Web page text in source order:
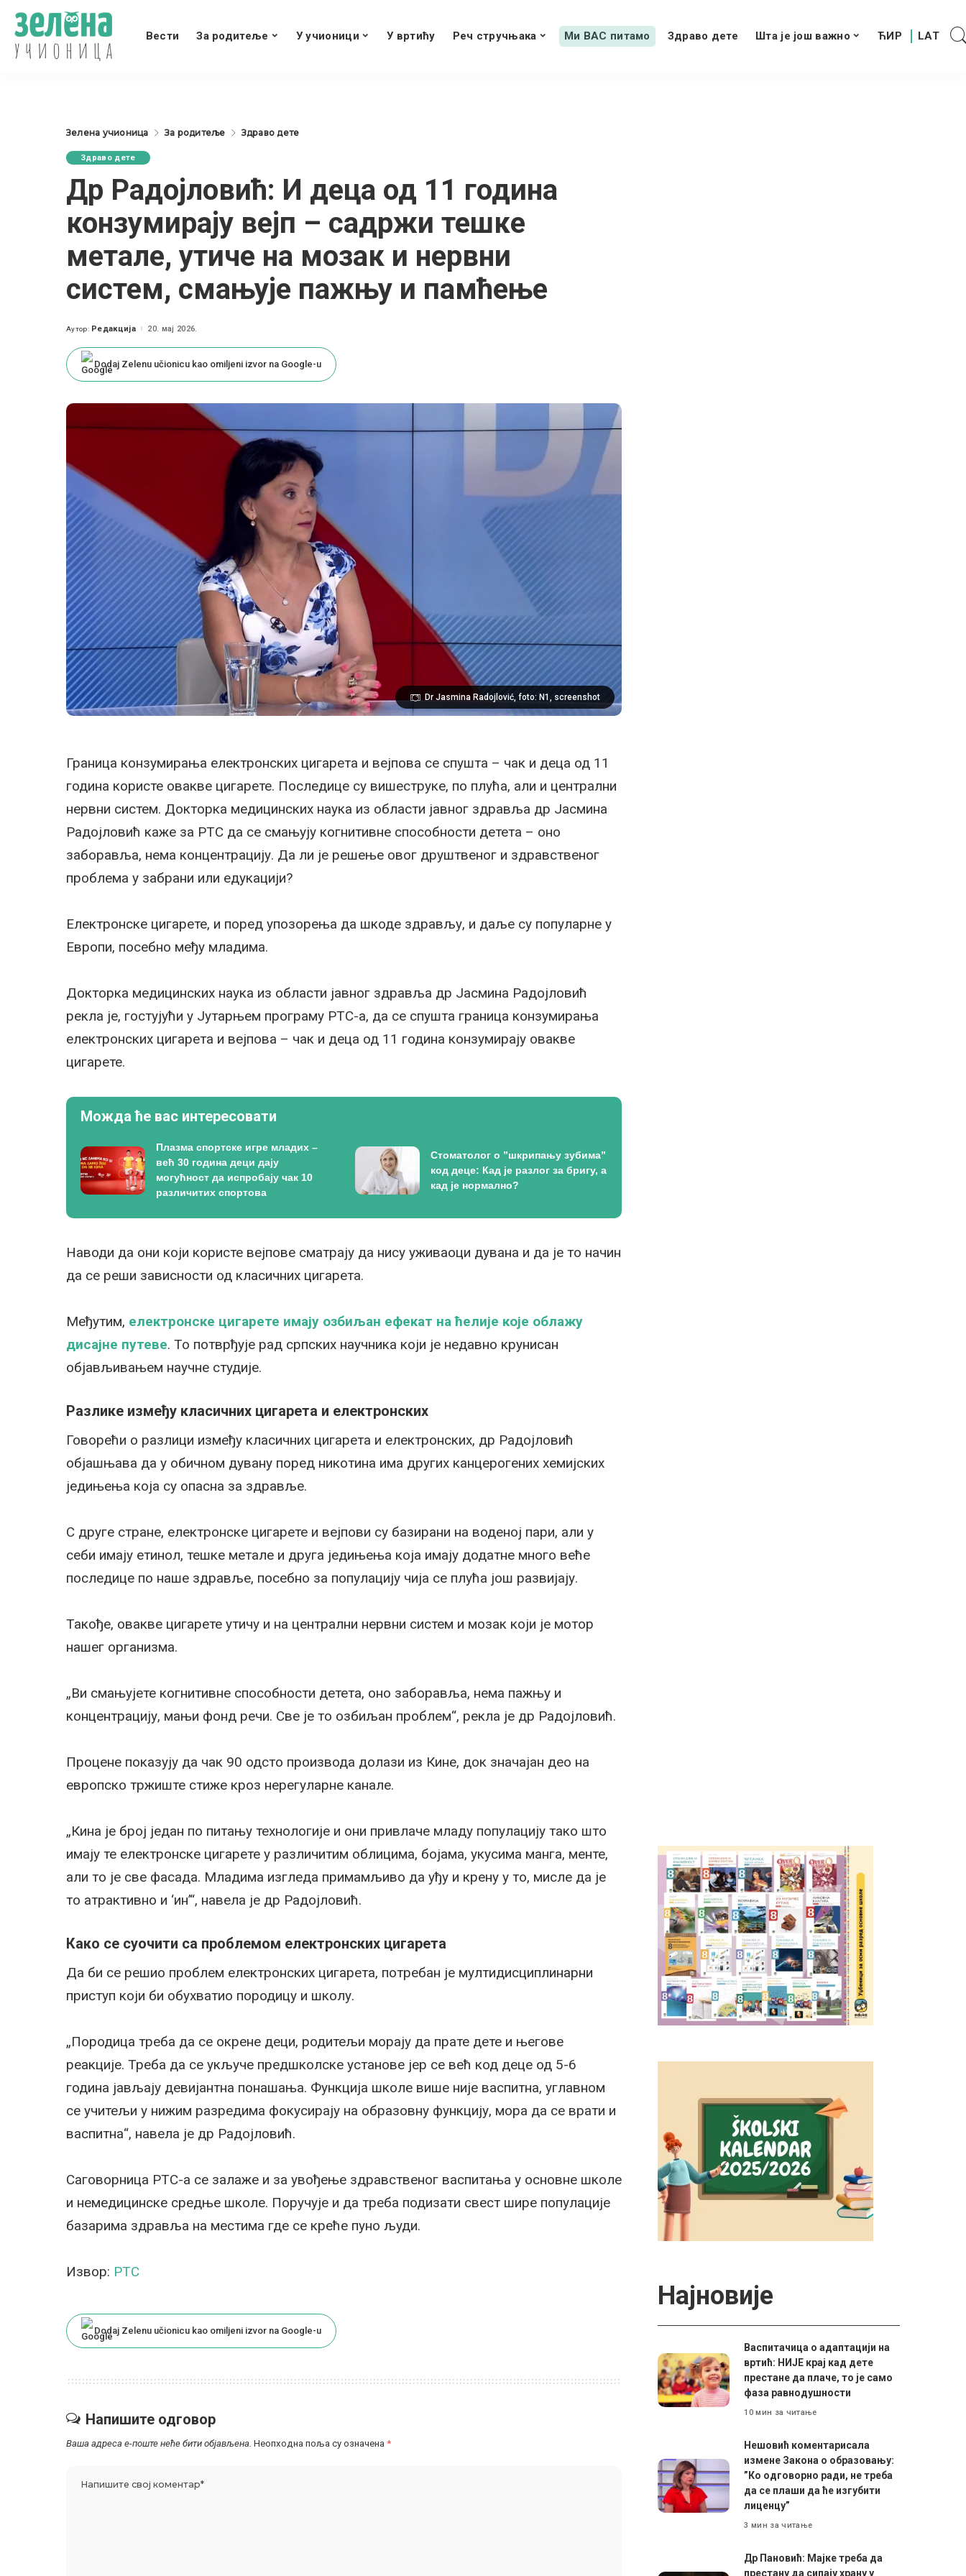
Вести За родитеље У учионици У вртићу Реч стручњака Ми ВАС питамо Здраво дете Шта је још важно
Зелена учионица За родитеље Здраво дете
Здраво дете
Др Радојловић: И деца од 11 година
конзумирају вејп – садржи тешке
метале, утиче на мозак и нервни
систем, смањује пажњу и памћење
Posted
Аутор: Редакција 20. мај 2026.
Dodaj Zelenu učionicu kao omiljeni izvor na Google-u
Dr Jasmina Radojlović, foto: N1, screenshot
Граница конзумирања електронских цигарета и вејпова се спушта – чак и деца од 11
година користе овакве цигарете. Последице су вишеструке, по плућа, али и централни
нервни систем. Докторка медицинских наука из области јавног здравља др Јасмина
Радојловић каже за РТС да се смањују когнитивне способности детета – оно
заборавља, нема концентрацију. Да ли је решење овог друштвеног и здравственог
проблема у забрани или едукацији?
Електронске цигарете, и поред упозорења да шкоде здрављу, и даље су популарне у
Европи, посебно међу младима.
Докторка медицинских наука из области јавног здравља др Јасмина Радојловић
рекла је, гостујући у Јутарњем програму РТС-а, да се спушта граница конзумирања
електронских цигарета и вејпова – чак и деца од 11 година конзумирају овакве
цигарете.
Можда ће вас интересовати
Плазма спортске игре младих –
већ 30 година деци дају
могућност да испробају чак 10
различитих спортова
Стоматолог о ”шкрипању зубима”
код деце: Кад је разлог за бригу, а
кад је нормално?
Наводи да они који користе вејпове сматрају да нису уживаоци дувана и да је то начин
да се реши зависности од класичних цигарета.
Међутим, електронске цигарете имају озбиљан ефекат на ћелије које облажу
дисајне путеве. То потврђује рад српских научника који је недавно крунисан
објављивањем научне студије.
Разлике између класичних цигарета и електронских
Говорећи о разлици између класичних цигарета и електронских, др Радојловић
објашњава да у обичном дувану поред никотина има других канцерогених хемијских
једињења која су опасна за здравље.
С друге стране, електронске цигарете и вејпови су базирани на воденој пари, али у
себи имају етинол, тешке метале и друга једињења која имају додатне много веће
последице по наше здравље, посебно за популацију чија се плућа још развијају.
Такође, овакве цигарете утичу и на централни нервни систем и мозак који је мотор
нашег организма.
„Ви смањујете когнитивне способности детета, оно заборавља, нема пажњу и
концентрацију, мањи фонд речи. Све је то озбиљан проблем“, рекла је др Радојловић.
Процене показују да чак 90 одсто производа долази из Кине, док значајан део на
европско тржиште стиже кроз нерегуларне канале.
„Кина је број један по питању технологије и они привлаче младу популацију тако што
имају те електронске цигарете у различитим облицима, бојама, укусима манга, менте,
али то је све фасада. Младима изгледа примамљиво да уђу и крену у то, мисле да је
то атрактивно и ‘ин’“, навела је др Радојловић.
Како се суочити са проблемом електронских цигарета
Да би се решио проблем електронских цигарета, потребан је мултидисциплинарни
приступ који би обухватио породицу и школу.
„Породица треба да се окрене деци, родитељи морају да прате дете и његове
реакције. Треба да се укључе предшколске установе јер се већ код деце од 5-6
година јављају девијантна понашања. Функција школе више није васпитна, углавном
се учитељи у нижим разредима фокусирају на образовну функцију, мора да се врати и
васпитна“, навела је др Радојловић.
Саговорница РТС-а се залаже и за увођење здравственог васпитања у основне школе
и немедицинске средње школе. Поручује и да треба подизати свест шире популације
базарима здравља на местима где се креће пуно људи.
Извор: РТС
Dodaj Zelenu učionicu kao omiljeni izvor na Google-u
Напишите одговор
Ваша адреса е-поште неће бити објављена. Неопходна поља су означена *
Најновије
Васпитачица о адаптацији на
вртић: НИЈЕ крај кад дете
престане да плаче, то је само
фаза равнодушности
10 мин за читање
Нешовић коментарисала
измене Закона о образовању:
”Ко одговорно ради, не треба
да се плаши да ће изгубити
лиценцу”
3 мин за читање
Др Пановић: Мајке треба да
престану да сипају храну у